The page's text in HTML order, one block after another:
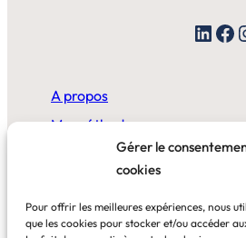
Gérer le
cookies
Pour offrir les meilleures expériences, nous
que les cookies pour stocker et/ou accéder
LinkedIn Facebook
A propos
Ma méthode
Au bureau